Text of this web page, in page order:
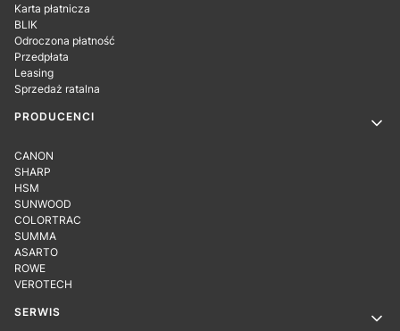
Karta płatnicza
BLIK
Odroczona płatność
Przedpłata
Leasing
Sprzedaż ratalna
PRODUCENCI
CANON
SHARP
HSM
SUNWOOD
COLORTRAC
SUMMA
ASARTO
ROWE
VEROTECH
SERWIS